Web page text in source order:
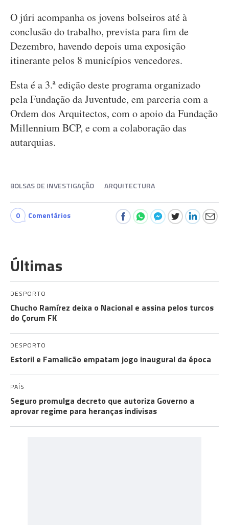
O júri acompanha os jovens bolseiros até à
conclusão do trabalho, prevista para fim de
Dezembro, havendo depois uma exposição
itinerante pelos 8 municípios vencedores.
Esta é a 3.ª edição deste programa organizado
pela Fundação da Juventude, em parceria com a
Ordem dos Arquitectos, com o apoio da Fundação
Millennium BCP, e com a colaboração das
autarquias.
BOLSAS DE INVESTIGAÇÃO ARQUITECTURA
0 Comentários
Últimas
DESPORTO
Chucho Ramírez deixa o Nacional e assina pelos turcos
do Çorum FK
DESPORTO
Estoril e Famalicão empatam jogo inaugural da época
PAÍS
Seguro promulga decreto que autoriza Governo a
aprovar regime para heranças indivisas